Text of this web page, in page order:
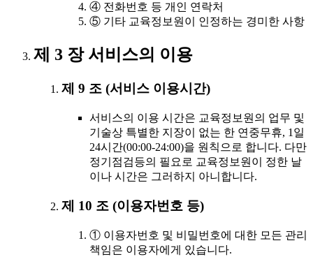
④ 전화번호 등 개인 연락처
⑤ 기타 교육정보원이 인정하는 경미한 사항
제 3 장 서비스의 이용
제 9 조 (서비스 이용시간)
서비스의 이용 시간은 교육정보원의 업무 및
기술상 특별한 지장이 없는 한 연중무휴, 1일
24시간(00:00-24:00)을 원칙으로 합니다. 다만
정기점검등의 필요로 교육정보원이 정한 날
이나 시간은 그러하지 아니합니다.
제 10 조 (이용자번호 등)
① 이용자번호 및 비밀번호에 대한 모든 관리
책임은 이용자에게 있습니다.